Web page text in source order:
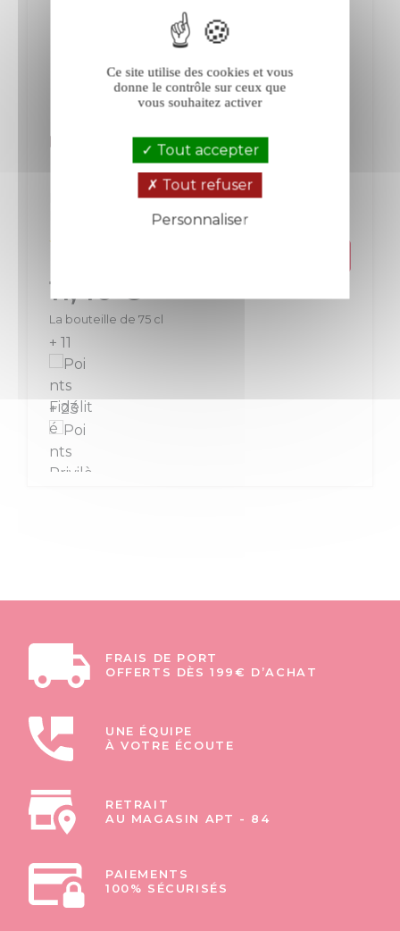
Le Novi Côté Levant rosé 2025
Luberon-Ventoux
Prix
11,40 €
La bouteille de 75 cl
+ 11
+ 23
FRAIS DE PORT
OFFERTS DÈS 199€ D’ACHAT
UNE ÉQUIPE
À VOTRE ÉCOUTE
RETRAIT
AU MAGASIN APT - 84
PAIEMENTS
100% SÉCURISÉS
Ce site utilise des cookies et vous
donne le contrôle sur ceux que
vous souhaitez activer
Tout accepter
Tout refuser
Personnaliser